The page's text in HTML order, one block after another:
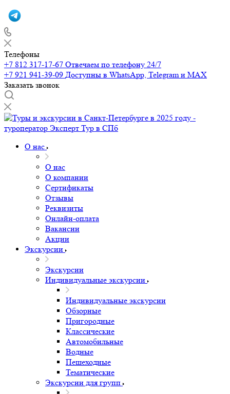
Телефоны
+7 812 317-17-67 Отвечаем по телефону 24/7
+7 921 941-39-09 Доступны в WhatsApp, Telegram и MAX
Заказать звонок
О нас
О нас
О компании
Сертификаты
Отзывы
Реквизиты
Онлайн-оплата
Вакансии
Акции
Экскурсии
Экскурсии
Индивидуальные экскурсии
Индивидуальные экскурсии
Обзорные
Пригородные
Классические
Автомобильные
Водные
Пешеходные
Тематические
Экскурсии для групп